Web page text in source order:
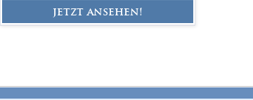
jetzt ansehen!